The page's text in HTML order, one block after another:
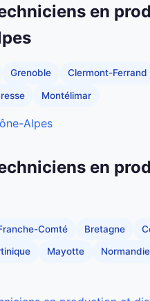
en
Grenoble Clermont-Ferrand
Montélimar
Alpes
en
Comté Bretagne
Mayotte Normandie